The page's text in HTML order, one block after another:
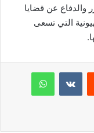
والدفاع عن قضايا
التي تسعى